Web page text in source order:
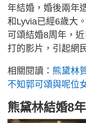
年結婚，婚後兩年
和Lyvia已經6歲大
可頌結婚8周年，
打的影片，引起網
相關閱讀： 熊黛林
不知郭可頌與呢位
熊黛林結婚8